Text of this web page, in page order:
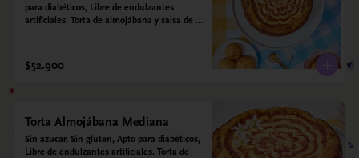
para diabéticos, Libre de endulzantes
artificiales. Torta de almojábana y salsa de
alulosa, leche deslactosada, leche de coco,
vainilla. Salsa de guayaba: Guayaba y
$52.900
Torta Almojábana Mediana
Sin azucar, Sin gluten, Apto para diabéticos,
Libre de endulzantes artificiales. Torta de